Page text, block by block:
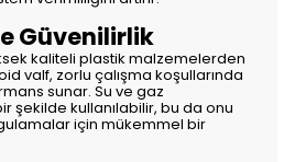
Güvenilirlik
kaliteli plastik malzemelerden
valf, zorlu çalışma koşullarında
sunar. Su ve gaz
şekilde kullanılabilir, bu da onu
için mükemmel bir